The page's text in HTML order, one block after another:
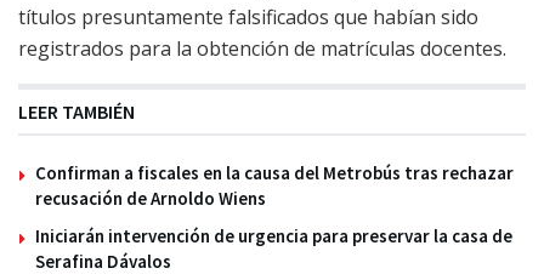
títulos presuntamente falsificados que habían sido
registrados para la obtención de matrículas docentes.
LEER TAMBIÉN
Confirman a fiscales en la causa del Metrobús tras rechazar
recusación de Arnoldo Wiens
Iniciarán intervención de urgencia para preservar la casa de
Serafina Dávalos